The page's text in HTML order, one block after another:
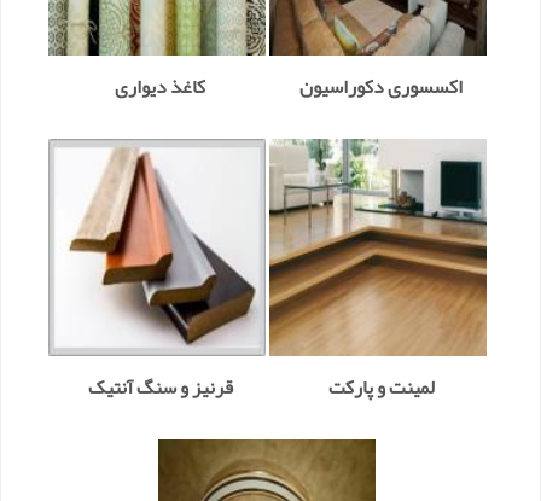
اکسسوری دکوراسیون کاغذ دیواری
لمینت و پارکت قرنیز و سنگ آنتیک